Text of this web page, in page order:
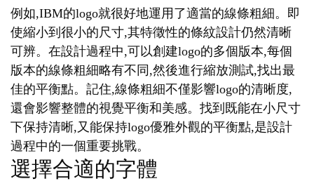
例如,IBM的logo就很好地運用了適當的線條粗細。即
使縮小到很小的尺寸,其特徵性的條紋設計仍然清晰
可辨。在設計過程中,可以創建logo的多個版本,每個
版本的線條粗細略有不同,然後進行縮放測試,找出最
佳的平衡點。記住,線條粗細不僅影響logo的清晰度,
還會影響整體的視覺平衡和美感。找到既能在小尺寸
下保持清晰,又能保持logo優雅外觀的平衡點,是設計
過程中的一個重要挑戰。
選擇合適的字體